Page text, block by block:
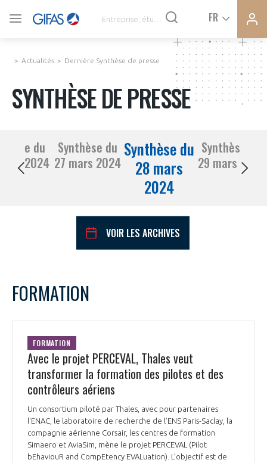
FR
SYNTHÈSE DE PRESSE
COMMUNIQUÉS DE PRESSE
PRÉSENTATION
NOTRE VISION
NOS MISSIONS
NOTRE HISTOIRE
ORGANISATION
L’ÉQUIPE DU GIFAS
FONCTIONNEMENT
GEADS
ACCOMPAGNEMENT DE NOS ADHÉRENTS
Actualités Dernière Synthèse de presse
SYNTHÈSE DE PRESSE
du
26 mars 2024
Synthèse du
27 mars 2024
Synthèse du
28 mars
2024
Synthèse du
29 mars 2024
VOIR LES ARCHIVES
L
1 2
3
11
12 13 14
18
23
FORMATION
FORMATION
Avec le projet PERCEVAL, Thales veut
transformer la formation des pilotes et des
contrôleurs aériens
Un consortium piloté par Thales, avec pour partenaires
l'ENAC, le laboratoire de recherche de l’ENS Paris-Saclay, la
compagnie aérienne Corsair, les centres de formation
Simaero et AviaSim, mène le projet PERCEVAL (Pilot
bEhaviouR and CompEtency EVALuation). L’objectif est de
VOUS ÊTES ADHÉRENTS
PAS ENCORE ADHÉRENT ?
Rejoignez une filière d’excellence et développez
DEMANDE D’ADHÉSION
Avez-vous un statut de droit français ?